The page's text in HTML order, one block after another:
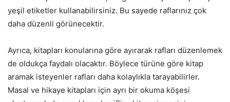
yeşil etiketler kullanabilirsiniz. Bu sayede raflarınız çok
daha düzenli görünecektir.
Ayrıca, kitapları konularına göre ayırarak rafları düzenlemek
de oldukça faydalı olacaktır. Böylece türüne göre kitap
aramak isteyenler rafları daha kolaylıkla tarayabilirler.
Masal ve hikaye kitapları için ayrı bir okuma köşesi